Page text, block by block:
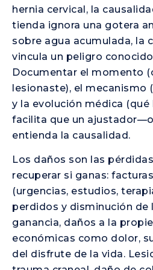
hernia cervical, la
tienda ignora una gotera
sobre agua acumulada, la
vincula un peligro
Documentar el momento
lesionaste), el mecanismo
y la evolución médica (qué
facilita que un
entienda la causalidad.
Los daños son las
recuperar si ganas:
(urgencias, estudios,
perdidos y disminución de
ganancia, daños a la
económicas como dolor,
del disfrute de la vida.